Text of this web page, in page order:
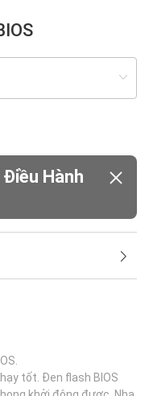
Hành
tốt. Đen flash BIOS